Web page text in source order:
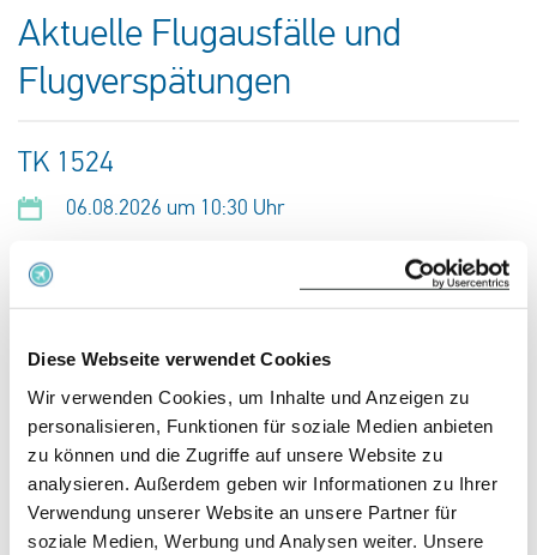
Diese Webseite verwendet Cookies
Wir verwenden Cookies, um Inhalte und Anzeigen zu
personalisieren, Funktionen für soziale Medien anbieten
zu können und die Zugriffe auf unsere Website zu
analysieren. Außerdem geben wir Informationen zu Ihrer
Verwendung unserer Website an unsere Partner für
soziale Medien, Werbung und Analysen weiter. Unsere
Aktuelle Flugausfälle und
Flugverspätungen
TK 1524
06.08.2026 um 10:30 Uhr
Jetzt kostenlos prüfen
MH 4314
06.08.2026 um 10:30 Uhr
Düsseldorf